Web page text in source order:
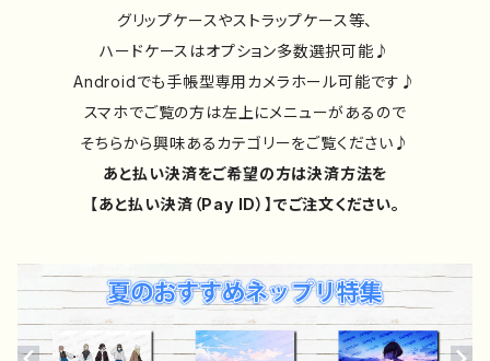
グリップケースやストラップケース等、
ハードケースはオプション多数選択可能♪
Androidでも手帳型専用カメラホール可能です♪
スマホでご覧の方は左上にメニューがあるので
そちらから興味あるカテゴリーをご覧ください♪
あと払い決済をご希望の方は決済方法を
【あと払い決済（Pay ID）】でご注文ください。